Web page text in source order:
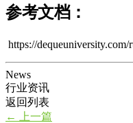
参考文档：
https://dequeuniversity.com/
News
行业资讯
返回列表
←
上一篇